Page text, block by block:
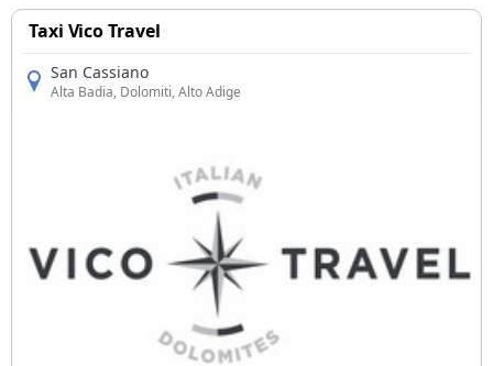
Taxi Vico Travel
San Cassiano
Alta Badia, Dolomiti, Alto Adige